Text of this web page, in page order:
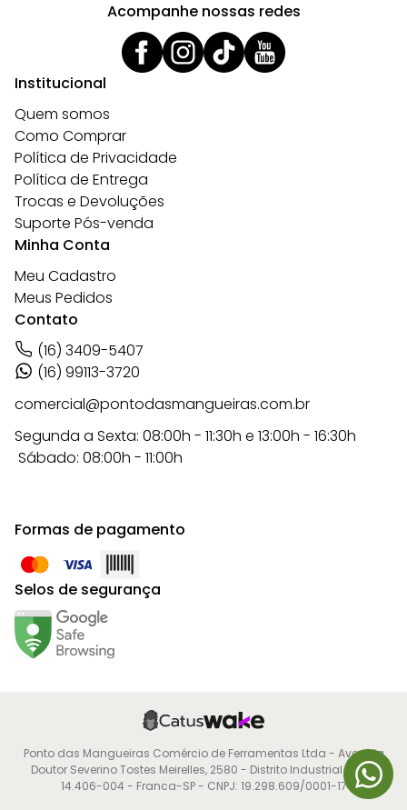
Acompanhe nossas redes
Institucional
Quem somos
Como Comprar
Política de Privacidade
Política de Entrega
Trocas e Devoluções
Suporte Pós-venda
Minha Conta
Meu Cadastro
Meus Pedidos
Contato
(16) 3409-5407
(16) 99113-3720
comercial@pontodasmangueiras.com.br
Segunda a Sexta: 08:00h - 11:30h e 13:00h - 16:30h
Sábado: 08:00h - 11:00h
Formas de pagamento
Selos de segurança
Ponto das Mangueiras Comércio de Ferramentas Ltda - Avenida
Doutor Severino Tostes Meirelles, 2580 - Distrito Industrial - CEP:
14.406-004 - Franca-SP - CNPJ: 19.298.609/0001-17